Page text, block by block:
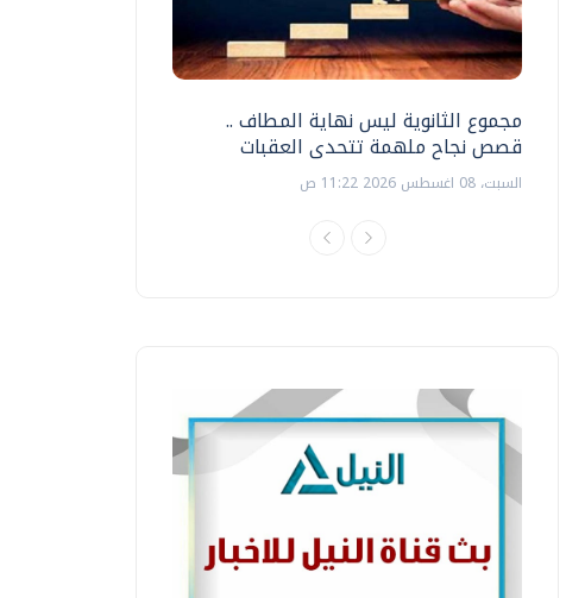
مجموع الثانوية ليس نهاية المطاف ..
قصص نجاح ملهمة تتحدى العقبات
السبت، 08 اغسطس 2026 11:22 ص